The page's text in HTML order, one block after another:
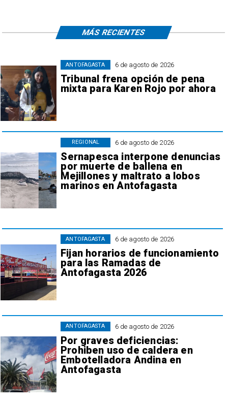
6 de agosto de 2026
Tribunal frena opción de pena
mixta para Karen Rojo por ahora
ANTOFAGASTA
6 de agosto de 2026
Sernapesca interpone denuncias
por muerte de ballena en
Mejillones y maltrato a lobos
marinos en Antofagasta
REGIONAL
6 de agosto de 2026
Fijan horarios de funcionamiento
para las Ramadas de
Antofagasta 2026
ANTOFAGASTA
6 de agosto de 2026
Por graves deficiencias:
Prohiben uso de caldera en
Embotelladora Andina en
Antofagasta
ANTOFAGASTA
MÁS RECIENTES